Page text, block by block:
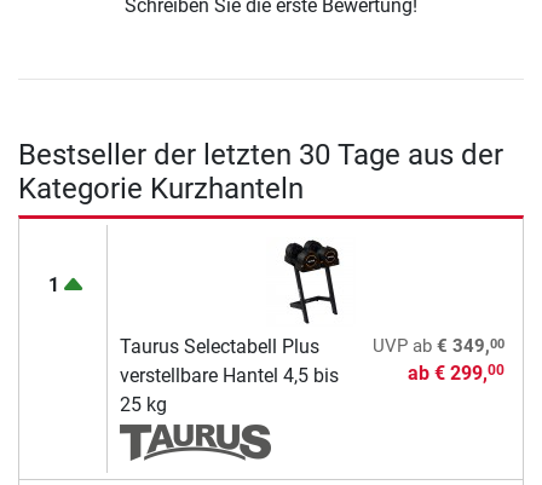
Schreiben Sie die erste Bewertung!
Bestseller der letzten 30 Tage aus der
Kategorie Kurzhanteln
1
Taurus Selectabell Plus
verstellbare Hantel 4,5 bis
25 kg
UVPab € 349,00
ab € 299,00